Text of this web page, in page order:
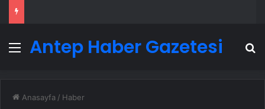
Menü
Antep Haber Gazetesi
Anasayfa / Haber